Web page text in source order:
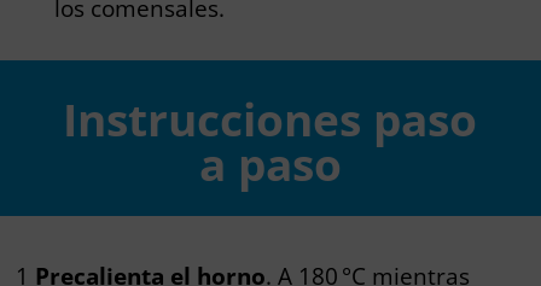
los comensales.
Instrucciones paso
a paso
1 Precalienta el horno. A 180 °C mientras